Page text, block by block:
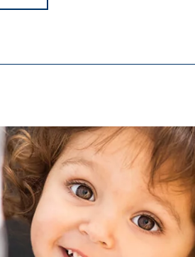
postavki